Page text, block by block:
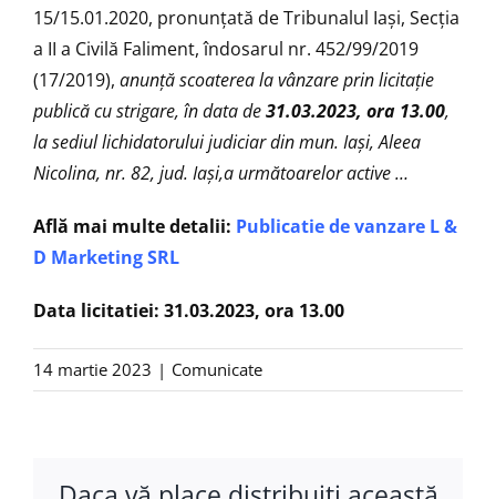
15/15.01.2020, pronunţată de Tribunalul Iași, Secția
a II a Civilă Faliment, îndosarul nr. 452/99/2019
(17/2019), anunţă scoaterea la vânzare prin licitaţie
publică cu strigare, în data de31.03.2023, ora 13.00,
la sediul lichidatorului judiciar din mun. Iași, Aleea
Nicolina, nr. 82, jud. Iași,a următoarelor active…
Află mai multe detalii: Publicatie de vanzare L &
D Marketing SRL
Data licitatiei: 31.03.2023, ora 13.00
14 martie 2023 | Comunicate